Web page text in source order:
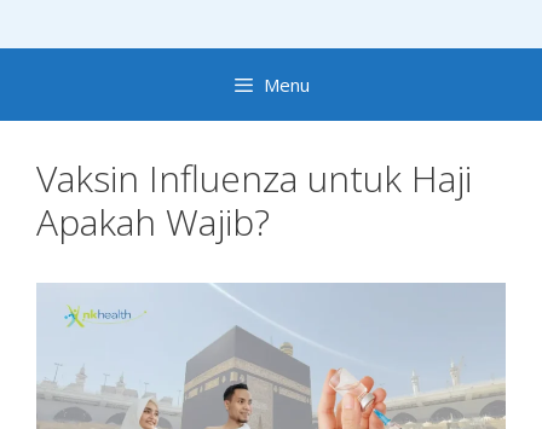
Menu
Vaksin Influenza untuk Haji
Apakah Wajib?